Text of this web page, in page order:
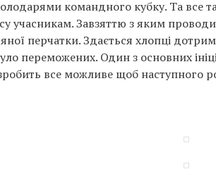
командного кубку. Та все
учасникам. Завзяттю з яким
перчатки. Здається хлопці
переможених. Один з основних
все можливе щоб наступного